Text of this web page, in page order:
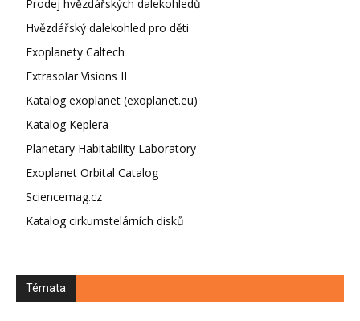
Prodej hvězdářských dalekohledů
Hvězdářský dalekohled pro děti
Exoplanety Caltech
Extrasolar Visions II
Katalog exoplanet (exoplanet.eu)
Katalog Keplera
Planetary Habitability Laboratory
Exoplanet Orbital Catalog
Sciencemag.cz
Katalog cirkumstelárních disků
Témata